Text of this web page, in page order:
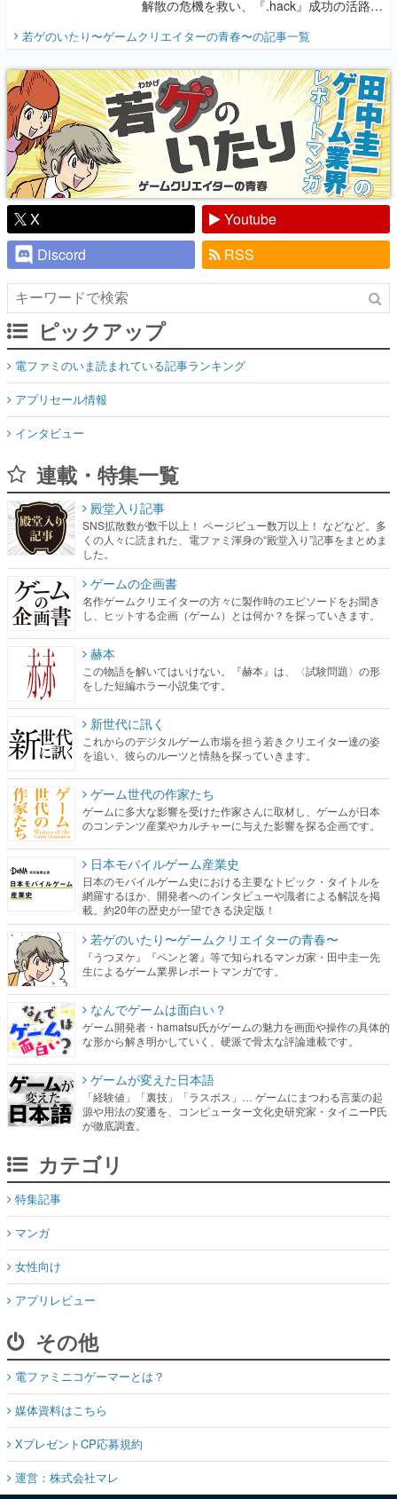
解散の危機を救い、『.hack』成功の活路を
開く。業界の快男児・松山 洋に流れる血は
『少年ジャンプ』色だった【若ゲのいた
り】
若ゲのいたり〜ゲームクリエイターの青春〜の記事一覧
X
Youtube
Discord
RSS
ピックアップ
電ファミのいま読まれている記事ランキング
アプリセール情報
インタビュー
連載・特集一覧
殿堂入り記事
SNS拡散数が数千以上！ ページビュー数万以上！ などなど。多
くの人々に読まれた、電ファミ渾身の“殿堂入り”記事をまとめま
した。
ゲームの企画書
名作ゲームクリエイターの方々に製作時のエピソードをお聞き
し、ヒットする企画（ゲーム）とは何か？を探っていきます。
赫本
この物語を解いてはいけない。『赫本』は、〈試験問題〉の形
をした短編ホラー小説集です。
新世代に訊く
これからのデジタルゲーム市場を担う若きクリエイター達の姿
を追い、彼らのルーツと情熱を探っていきます。
ゲーム世代の作家たち
ゲームに多大な影響を受けた作家さんに取材し、ゲームが日本
のコンテンツ産業やカルチャーに与えた影響を探る企画です。
日本モバイルゲーム産業史
日本のモバイルゲーム史における主要なトピック・タイトルを
網羅するほか、開発者へのインタビューや識者による解説を掲
載。約20年の歴史が一望できる決定版！
若ゲのいたり〜ゲームクリエイターの青春〜
『うつヌケ』『ペンと箸』等で知られるマンガ家・田中圭一先
生によるゲーム業界レポートマンガです。
なんでゲームは面白い？
ゲーム開発者・hamatsu氏がゲームの魅力を画面や操作の具体的
な形から解き明かしていく、硬派で骨太な評論連載です。
ゲームが変えた日本語
「経験値」「裏技」「ラスボス」… ゲームにまつわる言葉の起
源や用法の変遷を、コンピューター文化史研究家・タイニーP氏
が徹底調査。
カテゴリ
特集記事
マンガ
女性向け
アプリレビュー
その他
電ファミニコゲーマーとは？
媒体資料はこちら
XプレゼントCP応募規約
運営：株式会社マレ